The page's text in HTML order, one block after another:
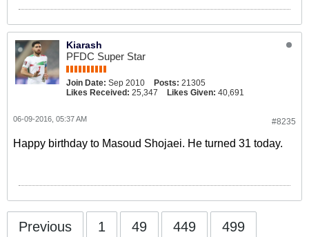
Kiarash
PFDC Super Star
Join Date: Sep 2010 Posts: 21305
Likes Received: 25,347 Likes Given: 40,691
#8235
06-09-2016, 05:37 AM
Happy birthday to Masoud Shojaei. He turned 31 today.
Previous 1 49 449 499